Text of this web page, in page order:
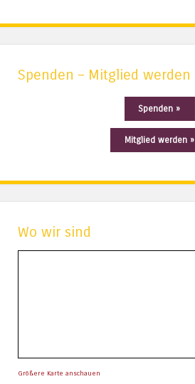
Spenden – Mitglied werden
Spenden »
Mitglied werden »
Wo wir sind
Größere Karte anschauen